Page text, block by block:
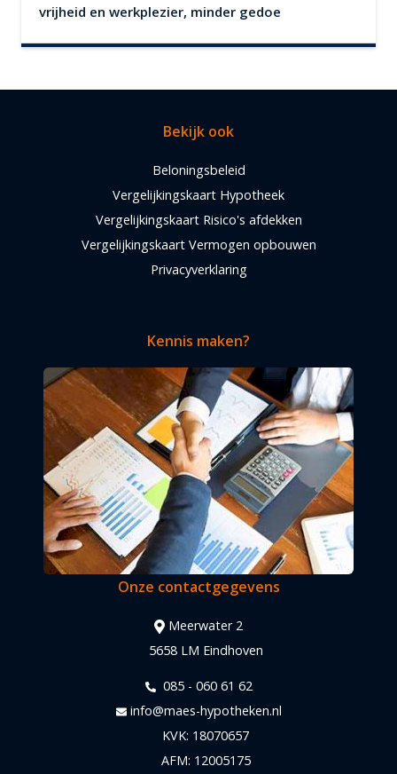
vrijheid en werkplezier, minder gedoe
Bekijk ook
Beloningsbeleid
Vergelijkingskaart Hypotheek
Vergelijkingskaart Risico's afdekken
Vergelijkingskaart Vermogen opbouwen
Privacyverklaring
Kennis maken?
Onze contactgegevens
Meerwater 2
5658 LM Eindhoven
085 - 060 61 62
info@maes-hypotheken.nl
KVK: 18070657
AFM: 12005175